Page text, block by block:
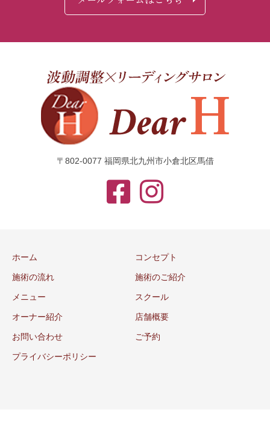
〒802-0077 福岡県北九州市小倉北区馬借
ホーム コンセプト
施術の流れ 施術のご紹介
メニュー スクール
オーナー紹介 店舗概要
お問い合わせ ご予約
プライバシーポリシー